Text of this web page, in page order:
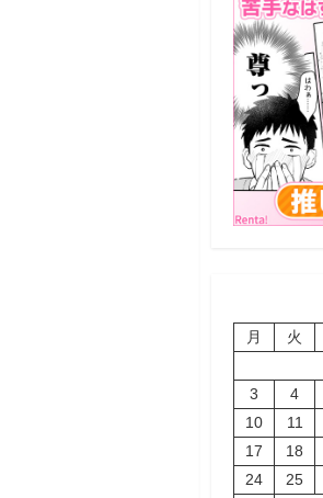
月
火
3
4
10
11
17
18
24
25